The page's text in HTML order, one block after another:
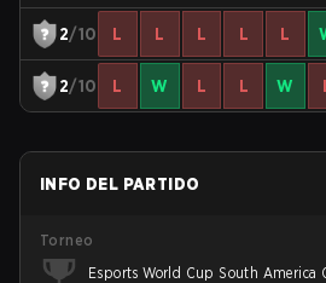
2/10 L L L L L
2/10 L W L L W
INFO DEL PARTIDO
Torneo
Esports World Cup South America